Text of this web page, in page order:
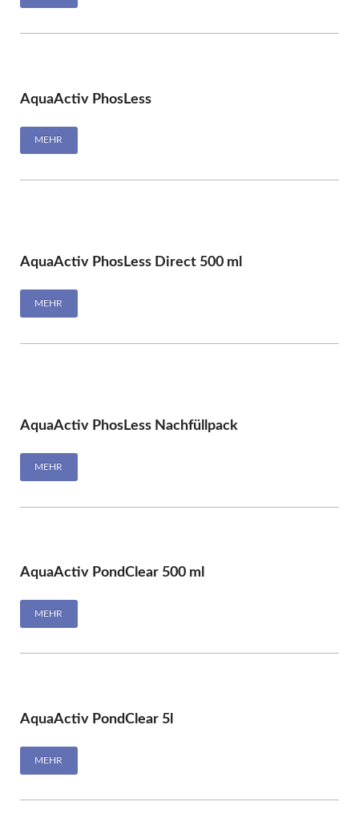
AquaActiv PhosLess
MEHR
AquaActiv PhosLess Direct 500 ml
MEHR
AquaActiv PhosLess Nachfüllpack
MEHR
AquaActiv PondClear 500 ml
MEHR
AquaActiv PondClear 5l
MEHR